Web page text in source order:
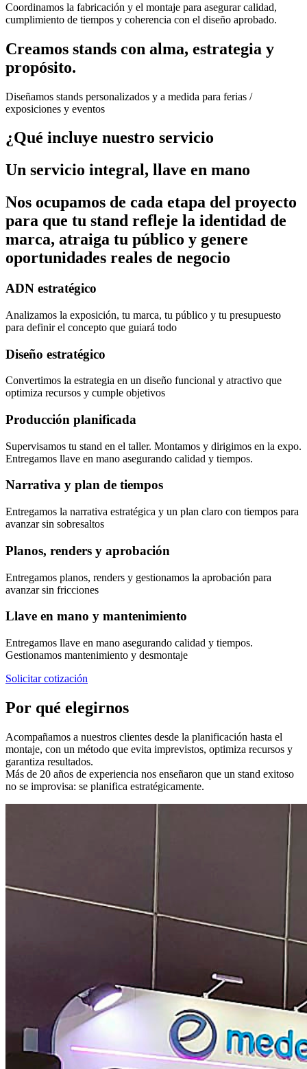
Coordinamos la fabricación y el montaje para asegurar calidad,
cumplimiento de tiempos y coherencia con el diseño aprobado.
Creamos stands con alma, estrategia y
propósito.
Diseñamos stands personalizados y a medida para ferias /
exposiciones y eventos
¿Qué incluye nuestro servicio
Un servicio integral, llave en mano
Nos ocupamos de cada etapa del proyecto
para que tu stand refleje la identidad de
marca, atraiga tu público y genere
oportunidades reales de negocio
ADN estratégico
Analizamos la exposición, tu marca, tu público y tu presupuesto
para definir el concepto que guiará todo
Diseño estratégico
Convertimos la estrategia en un diseño funcional y atractivo que
optimiza recursos y cumple objetivos
Producción planificada
Supervisamos tu stand en el taller. Montamos y dirigimos en la expo.
Entregamos llave en mano asegurando calidad y tiempos.
Narrativa y plan de tiempos
Entregamos la narrativa estratégica y un plan claro con tiempos para
avanzar sin sobresaltos
Planos, renders y aprobación
Entregamos planos, renders y gestionamos la aprobación para
avanzar sin fricciones
Llave en mano y mantenimiento
Entregamos llave en mano asegurando calidad y tiempos.
Gestionamos mantenimiento y desmontaje
Solicitar cotización
Por qué elegirnos
Acompañamos a nuestros clientes desde la planificación hasta el
montaje, con un método que evita imprevistos, optimiza recursos y
garantiza resultados.
Más de 20 años de experiencia nos enseñaron que un stand exitoso
no se improvisa: se planifica estratégicamente.